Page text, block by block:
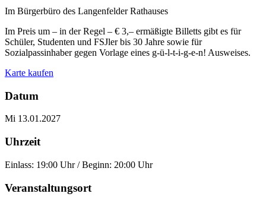
Im Bürgerbüro des Langenfelder Rathauses
Im Preis um – in der Regel – € 3,– ermäßigte Billetts gibt es für
Schüler, Studenten und FSJler bis 30 Jahre sowie für
Sozialpassinhaber gegen Vorlage eines g-ü-l-t-i-g-e-n! Ausweises.
Karte kaufen
Datum
Mi 13.01.2027
Uhrzeit
Einlass: 19:00 Uhr / Beginn: 20:00 Uhr
Veranstaltungsort